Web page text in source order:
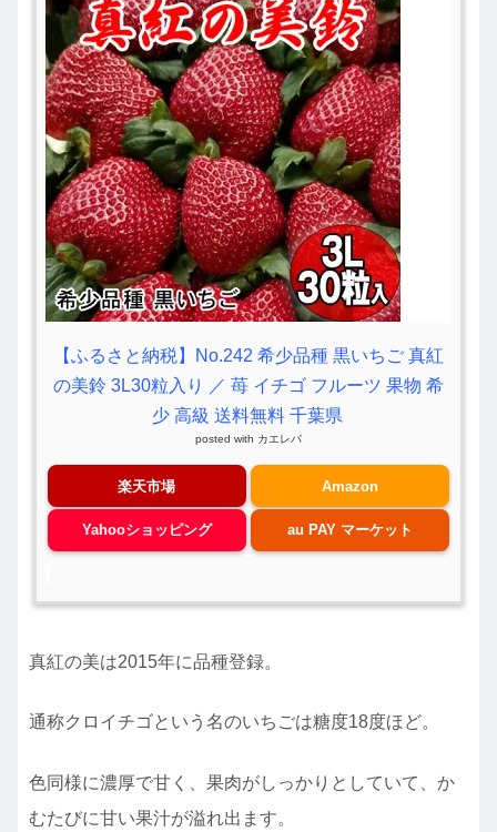
【ふるさと納税】No.242 希少品種 黒いちご 真紅
の美鈴 3L30粒入り ／ 苺 イチゴ フルーツ 果物 希
少 高級 送料無料 千葉県
posted with カエレバ
楽天市場 Amazon
Yahooショッピング au PAY マーケット
真紅の美は2015年に品種登録。
通称クロイチゴという名のいちごは糖度18度ほど。
色同様に濃厚で甘く、果肉がしっかりとしていて、か
むたびに甘い果汁が溢れ出ます。